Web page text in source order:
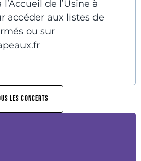
de l’Usine à
accéder aux listes de
ou sur
LES CONCERTS